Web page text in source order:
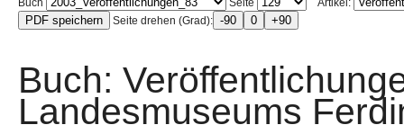
Buch Seite
Artikel:
Seite drehen (Grad):
Buch:
Landesmuseums